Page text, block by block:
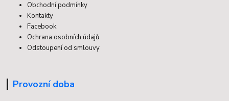
Obchodní podmínky
Kontakty
Facebook
Ochrana osobních údajů
Odstoupení od smlouvy
Provozní doba